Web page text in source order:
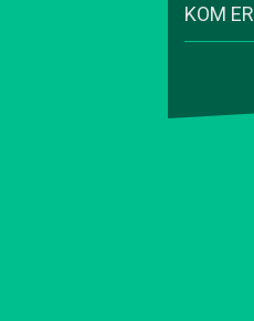
KOM